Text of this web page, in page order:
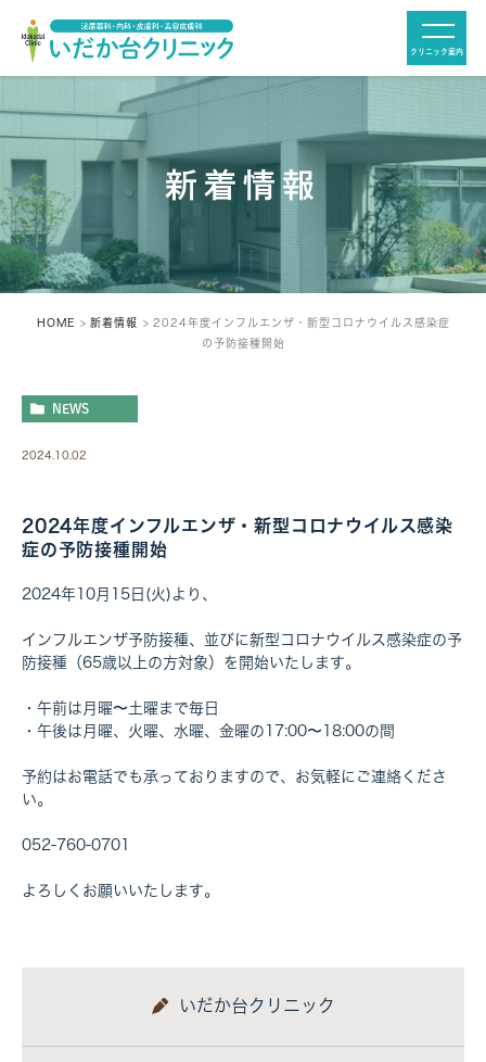
クリニック案内
診療時間 月 火 水 金 土 日・祝
16:00〜19:00 ● ●
新着情報
HOME 新着情報
2024年度インフルエンザ・新型コロナウイルス感染症
の予防接種開始
NEWS
2024.10.02
2024年度インフルエンザ・新型コロナウイルス感染
症の予防接種開始
2024年10月15日(火)より、
インフルエンザ予防接種、並びに新型コロナウイルス感染症の予
防接種（65歳以上の方対象）を開始いたします。
・午前は月曜〜土曜まで毎日
・午後は月曜、火曜、水曜、金曜の17:00〜18:00の間
予約はお電話でも承っておりますので、お気軽にご連絡くださ
い。
052-760-0701
よろしくお願いいたします。
いだか台クリニック